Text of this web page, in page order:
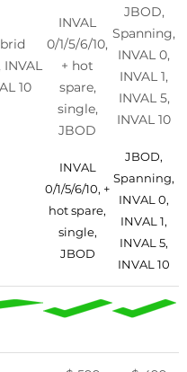
INVAL
10
INVAL
0/1/5/6/10,
+ hot
spare,
single,
JBOD
INVAL
0/1/5/6/10, +
hot spare,
single,
JBOD
JBOD,
Spanning,
INVAL 0,
INVAL 1,
INVAL 5,
INVAL 10
JBOD,
Spanning,
INVAL 0,
INVAL 1,
INVAL 5,
INVAL 10